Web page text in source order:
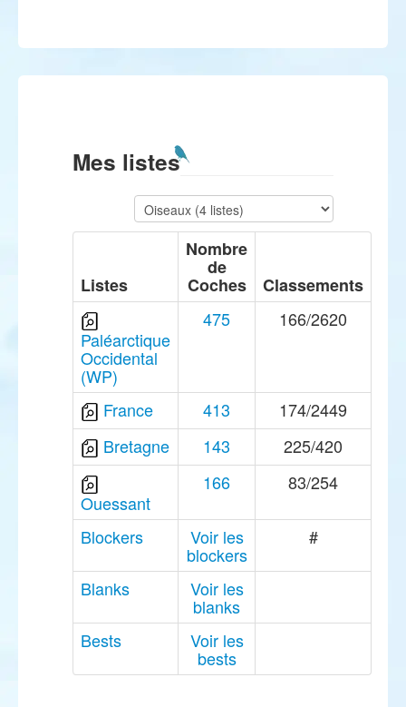
Mes listes
Listes
Nombre
de
Coches Classements
Paléarctique
Occidental
(WP)
475 166/2620
France 413
174/2449
Bretagne
143 225/420
Ouessant
166 83/254
Blockers Voir les
blockers
#
Blanks Voir les
blanks
Bests
Voir les
bests